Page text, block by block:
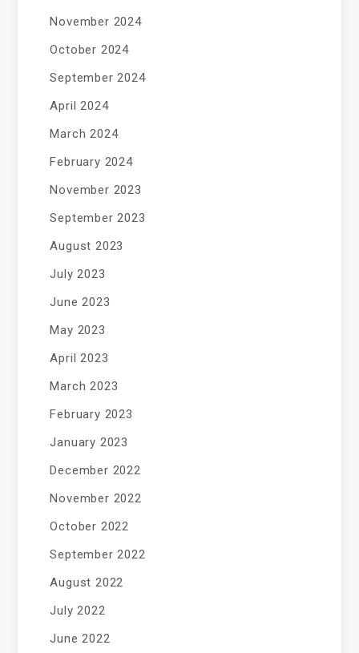
November 2024
October 2024
September 2024
April 2024
March 2024
February 2024
November 2023
September 2023
August 2023
July 2023
June 2023
May 2023
April 2023
March 2023
February 2023
January 2023
December 2022
November 2022
October 2022
September 2022
August 2022
July 2022
June 2022